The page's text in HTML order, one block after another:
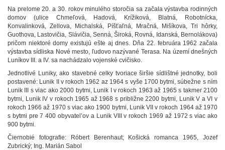
Na prelome 20. a 30. rokov minulého storočia sa začala výstavba rodinných
domov (ulice Chmeľová, Hadová, Krížiková, Blatná, Robotnícka,
Konvalinková, Zellova, Michalská, Píšťaľná, Mračná, Mišíkova, Tri hôrky,
Guothova, Lastovičia, Slávičia, Senná, Široká, Rovná, Idanská, Bernolákova)
pričom niektoré domy existujú ešte aj dnes. Dňa 22. februára 1962 začala
výstavba sídliska Nové mesto, ľudovo nazývané Terasa. Na území dnešných
Luníkov III. a IV. sa nachádzalo vojenské cvičisko.
Jednotlivé Luniky, ako stavebné celky tvoriace širšie sídlištné jednotky, boli
postavené: Lunik II v rokoch 1962 az 1964 s vyše 1700 bytmi, súbežne s ním
Lunik III s viac ako 2000 bytmi, Lunik I v rokoch 1963 až 1965 s takmer 2100
bytmi, Lunik IV v rokoch 1965 až 1968 s približne 2200 bytmi, Lunik V a VI v
rokoch 1966 až 1970 s viac ako 1900 bytmi, Lunik VII v rokoch 1964 až 1970
s bytmi pre 7 400 obyvatel’ov a Lunik VIII v rokoch 1969 až 1972 s viac ako
900 bytmi.
Čiernobié fotografie: Róbert Berenhaut; Košická romanca 1965, Jozef
Zubrický; Ing. Marián Sabol